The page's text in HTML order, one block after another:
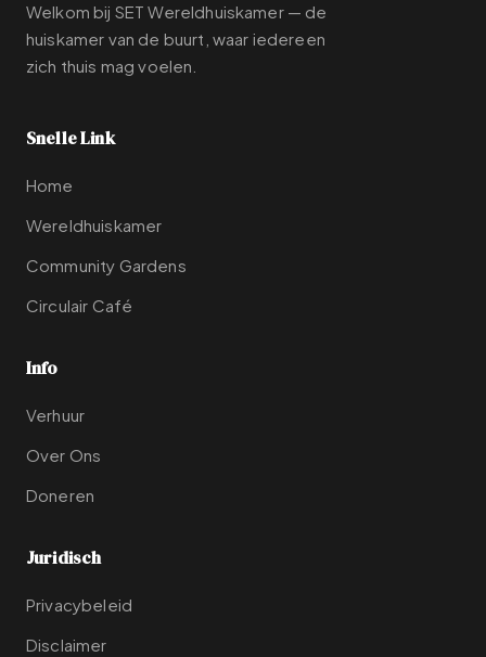
Welkom bij SET Wereldhuiskamer — de
huiskamer van de buurt, waar iedereen
zich thuis mag voelen.
Snelle Link
Home
Wereldhuiskamer
Community Gardens
Circulair Café
Info
Verhuur
Over Ons
Doneren
Juridisch
Privacybeleid
Disclaimer